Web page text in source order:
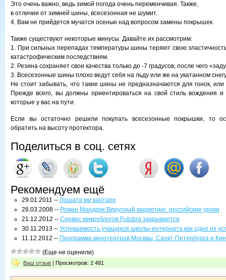
Это очень важно, ведь зимой погода очень переменчивая. Также,
в отличии от зимней шины, всесезонная не шумит.
4. Вам не прийдется мучатся осенью над вопросом замены покрышек.
Также существуют некоторые минусы. Давайте их рассмотрим:
1. При сильных перепадах температуры шины теряют свою
катастрофическим последствиям.
2. Резина сохраняет свои качества только до -7 градусов, после чего
3. Всесезонные шины плохо ведут себя на льду или же на укатанном
Не стоит забывать, что такие шины не предназначаются для гонок,
Прежде всего, вы должны ориентироваться на свой стиль вождения
которые у вас на пути.
Если вы остаточно решили покупать всесезонные покрышки, то
обратить на высоту протектора.
Поделиться в соц. сетях
Рекомендуем ещё
29.01.2011 -- Лошата ми кантаре
28.03.2008 -- Роман Мандрик Вирусный маркетинг: российские уроки
21.12.2012 -- Сервис микроблогов Futubra закрывается
30.11.2013 -- Успеваемость учащихся школы-интерната как одно из
11.12.2012 -- Программа кинотеатров Москвы, Санкт-Петербурга и
(Еще не оценили)
Ваш отзыв | Просмотров: 2 491